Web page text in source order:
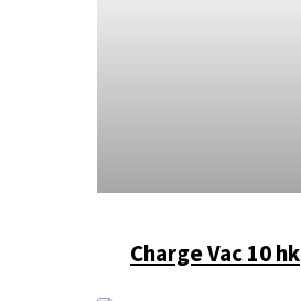
Charge Vac 10 hk